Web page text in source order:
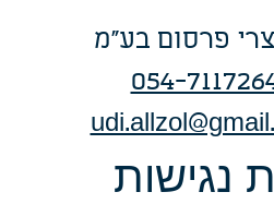
פרסום בע"מ
054-
נגישות